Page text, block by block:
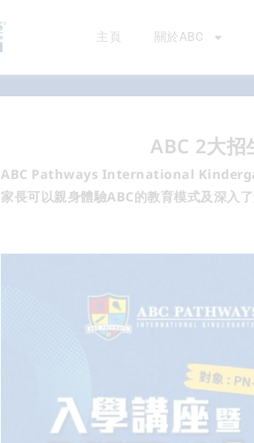
主頁 關於ABC
ABC 2大
ABC Pathways International
家長可以親身體驗ABC的教育模式及深入了